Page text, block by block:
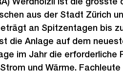
aus der Stadt Zürich
an Spitzentagen bis
die Anlage auf dem
im Jahr die erforderliche
und Wärme.